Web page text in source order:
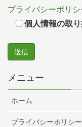
プライバシーポリシ
個人情報の取
メニュー
ホーム
プライバシーポリシー